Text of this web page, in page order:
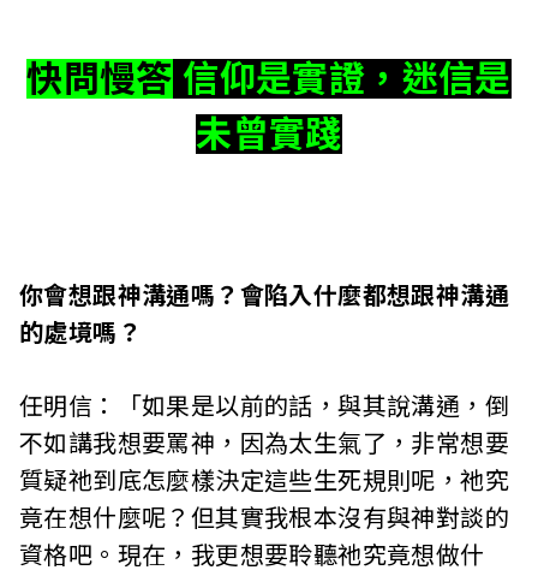
快問慢答 信仰是實證，迷信是
未曾實踐
你會想跟神溝通嗎？會陷入什麼都想跟神溝通
的處境嗎？
任明信：「如果是以前的話，與其說溝通，倒
不如講我想要罵神，因為太生氣了，非常想要
質疑祂到底怎麼樣決定這些生死規則呢，祂究
竟在想什麼呢？但其實我根本沒有與神對談的
資格吧。現在，我更想要聆聽祂究竟想做什